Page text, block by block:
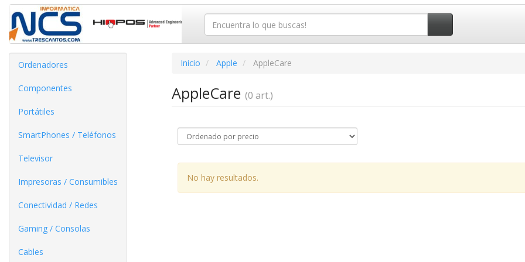
Ordenadores
Componentes
Portátiles
SmartPhones / Teléfonos
Televisor
Impresoras / Consumibles
Conectividad / Redes
Gaming / Consolas
Cables
Inicio Apple AppleCare
AppleCare (0 art.)
No hay resultados.